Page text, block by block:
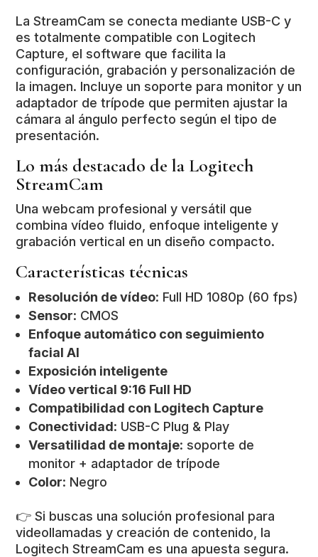
La StreamCam se conecta mediante USB-C y
es totalmente compatible con Logitech
Capture, el software que facilita la
configuración, grabación y personalización de
la imagen. Incluye un soporte para monitor y un
adaptador de trípode que permiten ajustar la
cámara al ángulo perfecto según el tipo de
presentación.
Lo más destacado de la Logitech
StreamCam
Una webcam profesional y versátil que
combina vídeo fluido, enfoque inteligente y
grabación vertical en un diseño compacto.
Características técnicas
Resolución de vídeo: Full HD 1080p (60 fps)
Sensor: CMOS
Enfoque automático con seguimiento
facial AI
Exposición inteligente
Vídeo vertical 9:16 Full HD
Compatibilidad con Logitech Capture
Conectividad: USB-C Plug & Play
Versatilidad de montaje: soporte de
monitor + adaptador de trípode
Color: Negro
👉 Si buscas una solución profesional para
videollamadas y creación de contenido, la
Logitech StreamCam es una apuesta segura.